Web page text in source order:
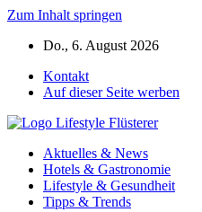
Zum Inhalt springen
Do., 6. August 2026
Kontakt
Auf dieser Seite werben
Aktuelles & News
Hotels & Gastronomie
Lifestyle & Gesundheit
Tipps & Trends